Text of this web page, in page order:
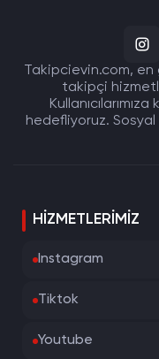
Takipcievin.com,
takipçi
hedefliyoruz. Sosyal
HIZMETLERIMIZ
Instagram
Tiktok
Youtube